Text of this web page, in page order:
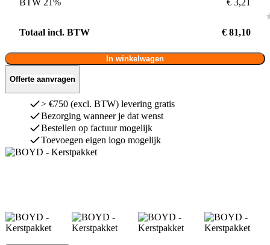
Totaal incl. BTW € 81,10
In winkelwagen
Offerte aanvragen
> €750 (excl. BTW) levering gratis
Bezorging wanneer je dat wenst
Bestellen op factuur mogelijk
Toevoegen eigen logo mogelijk